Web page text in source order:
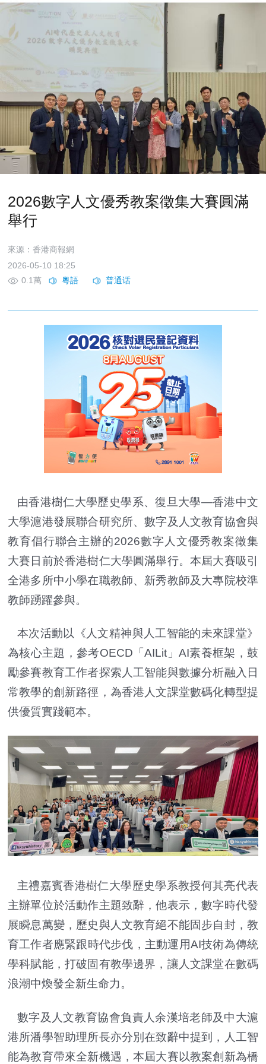
2026數字人文優秀教案徵集大賽圓滿
舉行
來源：香港商報網
2026-05-10 18:25
0.1萬
由香港樹仁大學歷史學系、復旦大學—香港中文
大學滬港發展聯合研究所、數字及人文教育協會與
教育倡行聯合主辦的2026數字人文優秀教案徵集
大賽日前於香港樹仁大學圓滿舉行。本屆大賽吸引
全港多所中小學在職教師、新秀教師及大專院校準
教師踴躍參與。
本次活動以《人文精神與人工智能的未來課堂》
為核心主題，參考OECD「AILit」AI素養框架，鼓
勵參賽教育工作者探索人工智能與數據分析融入日
常教學的創新路徑，為香港人文課堂數碼化轉型提
供優質實踐範本。
主禮嘉賓香港樹仁大學歷史學系教授何其亮代表
主辦單位於活動作主題致辭，他表示，數字時代發
展瞬息萬變，歷史與人文教育絕不能固步自封，教
育工作者應緊跟時代步伐，主動運用AI技術為傳統
學科賦能，打破固有教學邊界，讓人文課堂在數碼
浪潮中煥發全新生命力。
數字及人文教育協會負責人余漢培老師及中大滬
港所潘學智助理所長亦分別在致辭中提到，人工智
能為教育帶來全新機遇，本屆大賽以教案創新為橋